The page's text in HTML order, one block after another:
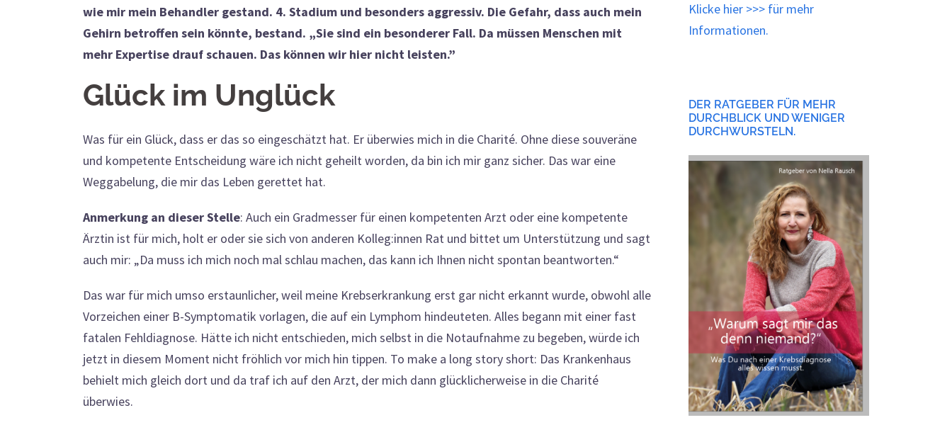
wie mir mein Behandler gestand. 4. Stadium und besonders aggressiv. Die Gefahr, dass auch mein
Gehirn betroffen sein könnte, bestand. „Sie sind ein besonderer Fall. Da müssen Menschen mit
mehr Expertise drauf schauen. Das können wir hier nicht leisten.”
Glück im Unglück
Was für ein Glück, dass er das so eingeschätzt hat. Er überwies mich in die Charité. Ohne diese souveräne
und kompetente Entscheidung wäre ich nicht geheilt worden, da bin ich mir ganz sicher. Das war eine
Weggabelung, die mir das Leben gerettet hat.
Anmerkung an dieser Stelle: Auch ein Gradmesser für einen kompetenten Arzt oder eine kompetente
Ärztin ist für mich, holt er oder sie sich von anderen Kolleg:innen Rat und bittet um Unterstützung und sagt
auch mir: „Da muss ich mich noch mal schlau machen, das kann ich Ihnen nicht spontan beantworten.“
Das war für mich umso erstaunlicher, weil meine Krebserkrankung erst gar nicht erkannt wurde, obwohl alle
Vorzeichen einer B-Symptomatik vorlagen, die auf ein Lymphom hindeuteten. Alles begann mit einer fast
fatalen Fehldiagnose. Hätte ich nicht entschieden, mich selbst in die Notaufnahme zu begeben, würde ich
jetzt in diesem Moment nicht fröhlich vor mich hin tippen. To make a long story short: Das Krankenhaus
behielt mich gleich dort und da traf ich auf den Arzt, der mich dann glücklicherweise in die Charité
überwies.
Klicke hier >>> für mehr
Informationen.
DER RATGEBER FÜR MEHR
DURCHBLICK UND WENIGER
DURCHWURSTELN.